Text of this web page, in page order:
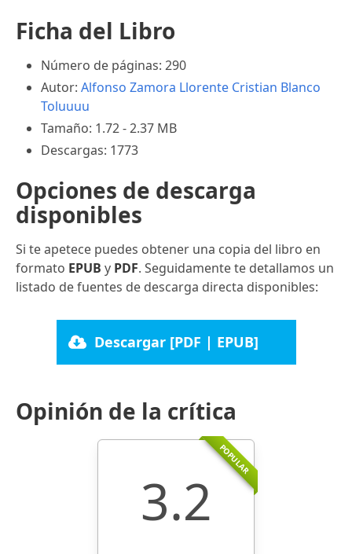
Ficha del Libro
Número de páginas: 290
Autor: Alfonso Zamora Llorente Cristian Blanco
Toluuuu
Tamaño: 1.72 - 2.37 MB
Descargas: 1773
Opciones de descarga
disponibles
Si te apetece puedes obtener una copia del libro en
formato EPUB y PDF. Seguidamente te detallamos un
listado de fuentes de descarga directa disponibles:
Descargar [PDF | EPUB]
Opinión de la crítica
POPULAR
3.2